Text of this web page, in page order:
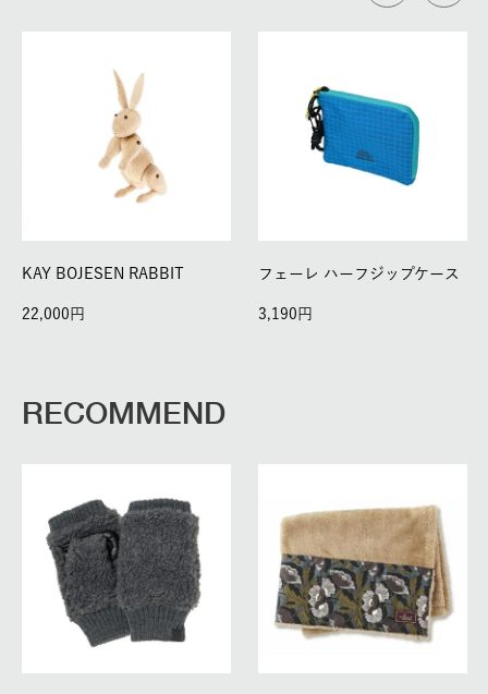
KAY BOJESEN RABBIT
22,000
フェーレ ハーフジップケース
3,190
RECOMMEND